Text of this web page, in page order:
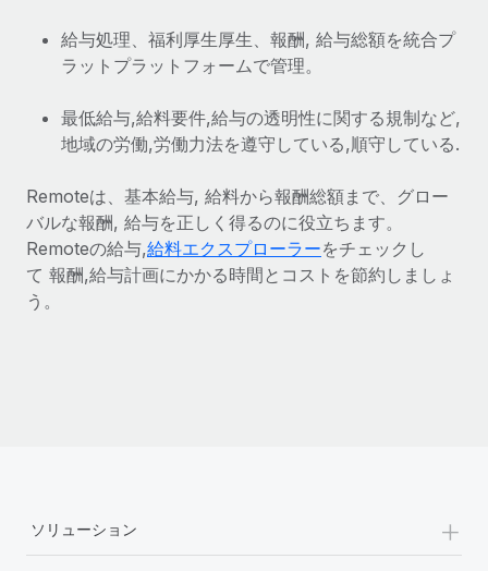
給与処理、福利厚生厚生、報酬, 給与総額を統合プ
ラットプラットフォームで管理。
最低給与,給料要件,給与の透明性に関する規制など,
地域の労働,労働力法を遵守している,順守している.
Remoteは、基本給与, 給料から報酬総額まで、グロー
バルな報酬, 給与を正しく得るのに役立ちます。
Remoteの給与,給料エクスプローラーをチェックし
て 報酬,給与計画にかかる時間とコストを節約しましょ
う。
ソリューション +